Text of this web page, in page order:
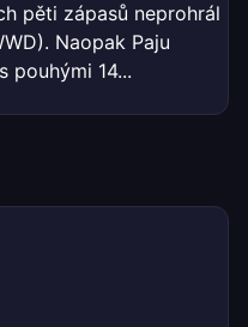
pěti zápasů neprohrál
Naopak Paju
pouhými 14...